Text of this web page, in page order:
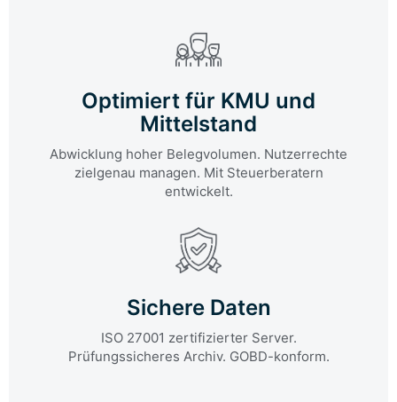
Optimiert für KMU und
Mittelstand
Abwicklung hoher Belegvolumen. Nutzerrechte
zielgenau managen. Mit Steuerberatern
entwickelt.
Sichere Daten
ISO 27001 zertifizierter Server.
Prüfungssicheres Archiv. GOBD-konform.